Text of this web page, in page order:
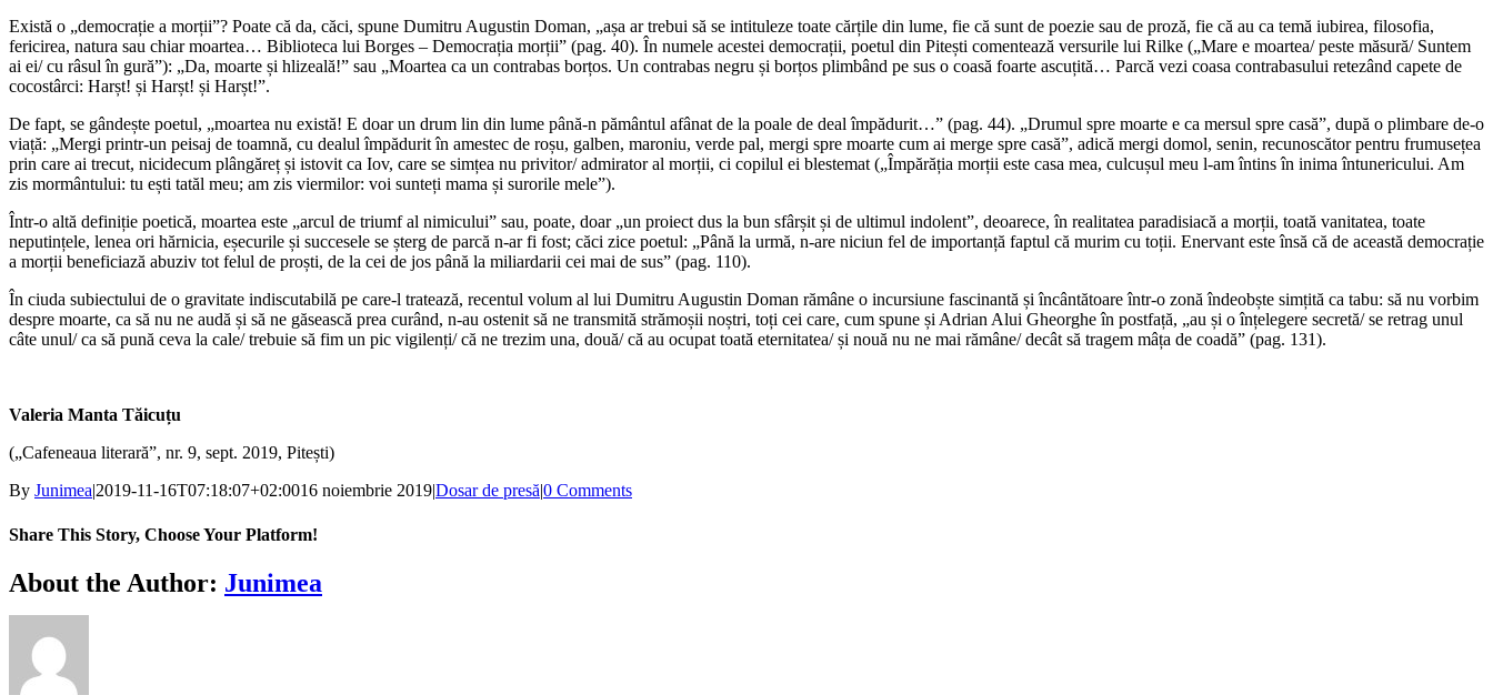
Există o „democrație a morții”? Poate că da, căci, spune Dumitru Augustin Doman, „așa ar trebui să se intituleze toate cărțile din lume, fie că sunt de poezie sau de proză, fie că au ca temă iubirea, filosofia,
fericirea, natura sau chiar moartea… Biblioteca lui Borges – Democrația morții” (pag. 40). În numele acestei democrații, poetul din Pitești comentează versurile lui Rilke („Mare e moartea/ peste măsură/ Suntem
ai ei/ cu râsul în gură”): „Da, moarte și hlizeală!” sau „Moartea ca un contrabas borțos. Un contrabas negru și borțos plimbând pe sus o coasă foarte ascuțită… Parcă vezi coasa contrabasului retezând capete de
cocostârci: Harșt! și Harșt! și Harșt!”.
De fapt, se gândește poetul, „moartea nu există! E doar un drum lin din lume până-n pământul afânat de la poale de deal împădurit…” (pag. 44). „Drumul spre moarte e ca mersul spre casă”, după o plimbare de-o
viață: „Mergi printr-un peisaj de toamnă, cu dealul împădurit în amestec de roșu, galben, maroniu, verde pal, mergi spre moarte cum ai merge spre casă”, adică mergi domol, senin, recunoscător pentru frumusețea
prin care ai trecut, nicidecum plângăreț și istovit ca Iov, care se simțea nu privitor/ admirator al morții, ci copilul ei blestemat („Împărăția morții este casa mea, culcușul meu l-am întins în inima întunericului. Am
zis mormântului: tu ești tatăl meu; am zis viermilor: voi sunteți mama și surorile mele”).
Într-o altă definiție poetică, moartea este „arcul de triumf al nimicului” sau, poate, doar „un proiect dus la bun sfârșit și de ultimul indolent”, deoarece, în realitatea paradisiacă a morții, toată vanitatea, toate
neputințele, lenea ori hărnicia, eșecurile și succesele se șterg de parcă n-ar fi fost; căci zice poetul: „Până la urmă, n-are niciun fel de importanță faptul că murim cu toții. Enervant este însă că de această democrație
a morții beneficiază abuziv tot felul de proști, de la cei de jos până la miliardarii cei mai de sus” (pag. 110).
În ciuda subiectului de o gravitate indiscutabilă pe care-l tratează, recentul volum al lui Dumitru Augustin Doman rămâne o incursiune fascinantă și încântătoare într-o zonă îndeobște simțită ca tabu: să nu vorbim
despre moarte, ca să nu ne audă și să ne găsească prea curând, n-au ostenit să ne transmită strămoșii noștri, toți cei care, cum spune și Adrian Alui Gheorghe în postfață, „au și o înțelegere secretă/ se retrag unul
câte unul/ ca să pună ceva la cale/ trebuie să fim un pic vigilenți/ că ne trezim una, două/ că au ocupat toată eternitatea/ și nouă nu ne mai rămâne/ decât să tragem mâța de coadă” (pag. 131).
Valeria Manta Tăicuțu
(„Cafeneaua literară”, nr. 9, sept. 2019, Pitești)
By Junimea|2019-11-16T07:18:07+02:0016 noiembrie 2019|Dosar de presă|0 Comments
Share This Story, Choose Your Platform!
Facebook
X
Bluesky
Reddit
LinkedIn
WhatsApp
Telegram
Tumblr
Xing
Email
Copy
Link
About the Author: Junimea